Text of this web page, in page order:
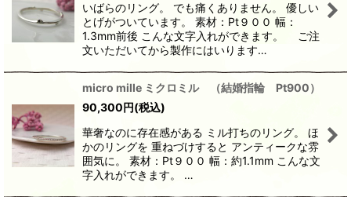
いばらのリング。 でも痛くありません。 優しい
とげがついています。 素材：Pt９００ 幅：
1.3mm前後 こんな文字入れができます。 ご注
文いただいてから製作にはいります…
micro mille ミクロミル （結婚指輪 Pt900）
90,300円(税込)
華奢なのに存在感がある ミル打ちのリング。 ほ
かのリングを 重ねづけすると アンティークな雰
囲気に。 素材：Pt９００ 幅：約1.1mm こんな文
字入れができます。 …